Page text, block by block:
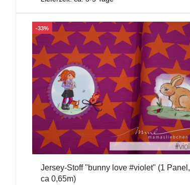
-33%
Jersey-Stoff "bunny love #violet" (1 Panel,
ca 0,65m)